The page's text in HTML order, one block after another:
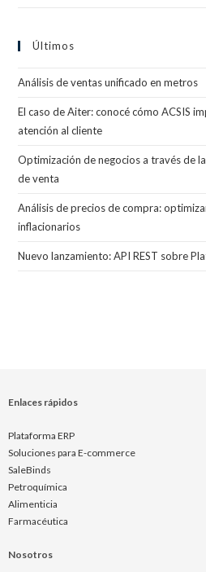
Últimos
Análisis de ventas unificado en metros
El caso de Aiter: conocé cómo ACSIS
atención al cliente
Optimización de negocios a través de
de venta
Análisis de precios de compra:
inflacionarios
Nuevo lanzamiento: API REST sobre
Enlaces rápidos
Plataforma ERP
Soluciones para E-commerce
SaleBinds
Petroquímica
Alimenticia
Farmacéutica
Nosotros